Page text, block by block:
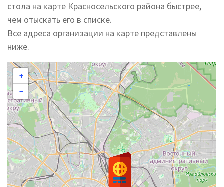
стола на карте Красносельского района быстрее,
чем отыскать его в списке.
Все адреса организации на карте представлены
ниже.
+
−